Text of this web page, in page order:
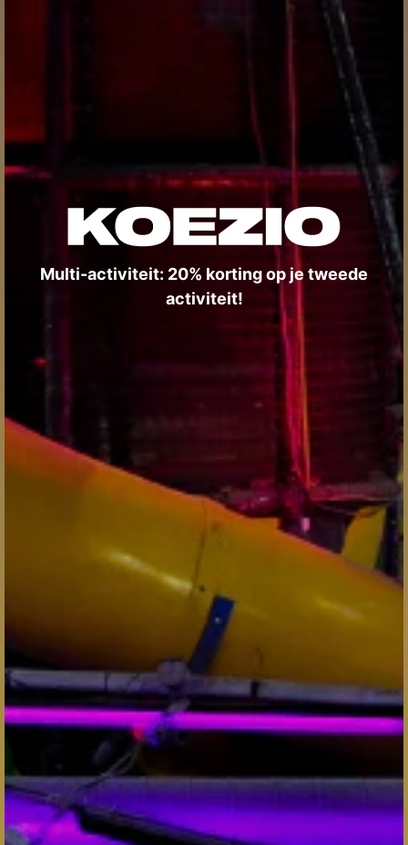
Multi-activiteit: 20% korting op je tweede
activiteit!